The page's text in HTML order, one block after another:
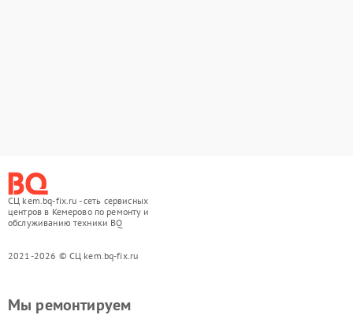
СЦ kem.bq-fix.ru - сеть сервисных
центров в Кемерово по ремонту и
обслуживанию техники BQ
2021-2026 © СЦ kem.bq-fix.ru
Мы ремонтируем